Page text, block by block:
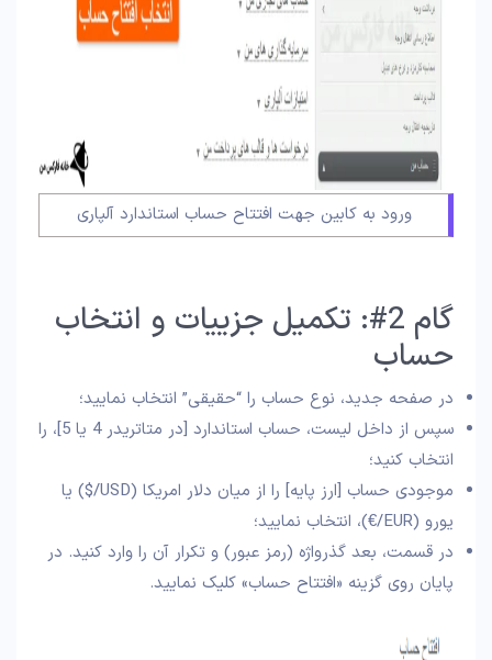
ورود به کابین جهت افتتاح حساب استاندارد آلپاری
گام 2#: تکمیل جزییات و انتخاب
حساب
در صفحه جدید، نوع حساب را “حقیقی” انتخاب نمایید؛
سپس از داخل لیست، حساب استاندارد [در متاتریدر 4 یا 5]، را
انتخاب کنید؛
موجودی حساب [ارز پایه] را از میان دلار امریکا (USD/$) یا
یورو (EUR/€)، انتخاب نمایید؛
در قسمت، بعد گذرواژه (رمز عبور) و تکرار آن را وارد کنید. در
پایان روی گزینه «افتتاح حساب» کلیک نمایید.